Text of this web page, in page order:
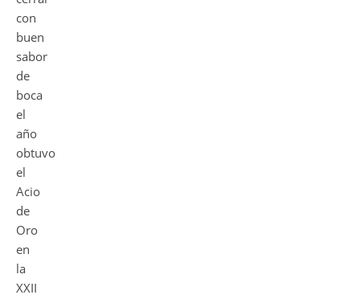
con
buen
sabor
de
boca
el
año
obtuvo
el
Acio
de
Oro
en
la
XXII